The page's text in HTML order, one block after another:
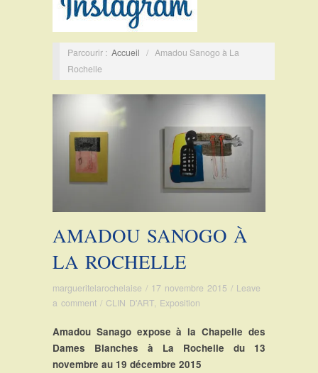
Parcourir : Accueil / Amadou Sanogo à La
Rochelle
AMADOU SANOGO À
LA ROCHELLE
margueritelarochelaise / 17 novembre 2015 / Leave
a comment / CLIN D'ART, Exposition
Amadou Sanago expose à la Chapelle des
Dames Blanches à La Rochelle du 13
novembre au 19 décembre 2015